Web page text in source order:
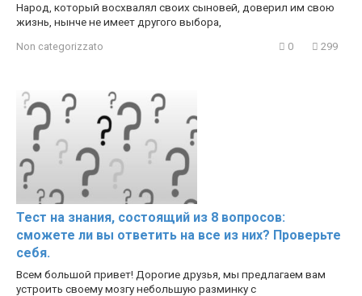
Народ, который восхвалял своих сыновей, доверил им свою
жизнь, нынче не имеет другого выбора,
Non categorizzato 0 299
Тест на знания, состоящий из 8 вопросов:
сможете ли вы ответить на все из них? Проверьте
себя.
Всем большой привет! Дорогие друзья, мы предлагаем вам
устроить своему мозгу небольшую разминку с